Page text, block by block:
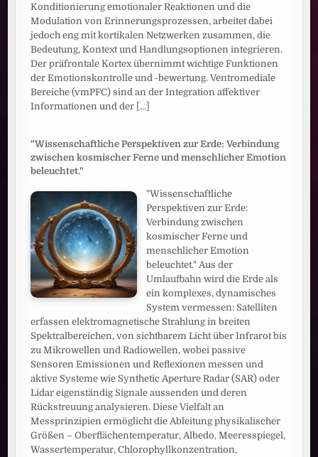
Konditionierung emotionaler Reaktionen und die
Modulation von Erinnerungsprozessen, arbeitet dabei
jedoch eng mit kortikalen Netzwerken zusammen, die
Bedeutung, Kontext und Handlungsoptionen integrieren.
Der präfrontale Kortex übernimmt wichtige Funktionen
der Emotionskontrolle und -bewertung. Ventromediale
Bereiche (vmPFC) sind an der Integration affektiver
Informationen und der [...]
"Wissenschaftliche Perspektiven zur Erde: Verbindung
zwischen kosmischer Ferne und menschlicher Emotion
beleuchtet."
"Wissenschaftliche
Perspektiven zur Erde:
Verbindung zwischen
kosmischer Ferne und
menschlicher Emotion
beleuchtet." Aus der
Umlaufbahn wird die Erde als
ein komplexes, dynamisches
System vermessen: Satelliten
erfassen elektromagnetische Strahlung in breiten
Spektralbereichen, von sichtbarem Licht über Infrarot bis
zu Mikrowellen und Radiowellen, wobei passive
Sensoren Emissionen und Reflexionen messen und
aktive Systeme wie Synthetic Aperture Radar (SAR) oder
Lidar eigenständig Signale aussenden und deren
Rückstreuung analysieren. Diese Vielfalt an
Messprinzipien ermöglicht die Ableitung physikalischer
Größen – Oberflächentemperatur, Albedo, Meeresspiegel,
Wassertemperatur, Chlorophyllkonzentration,